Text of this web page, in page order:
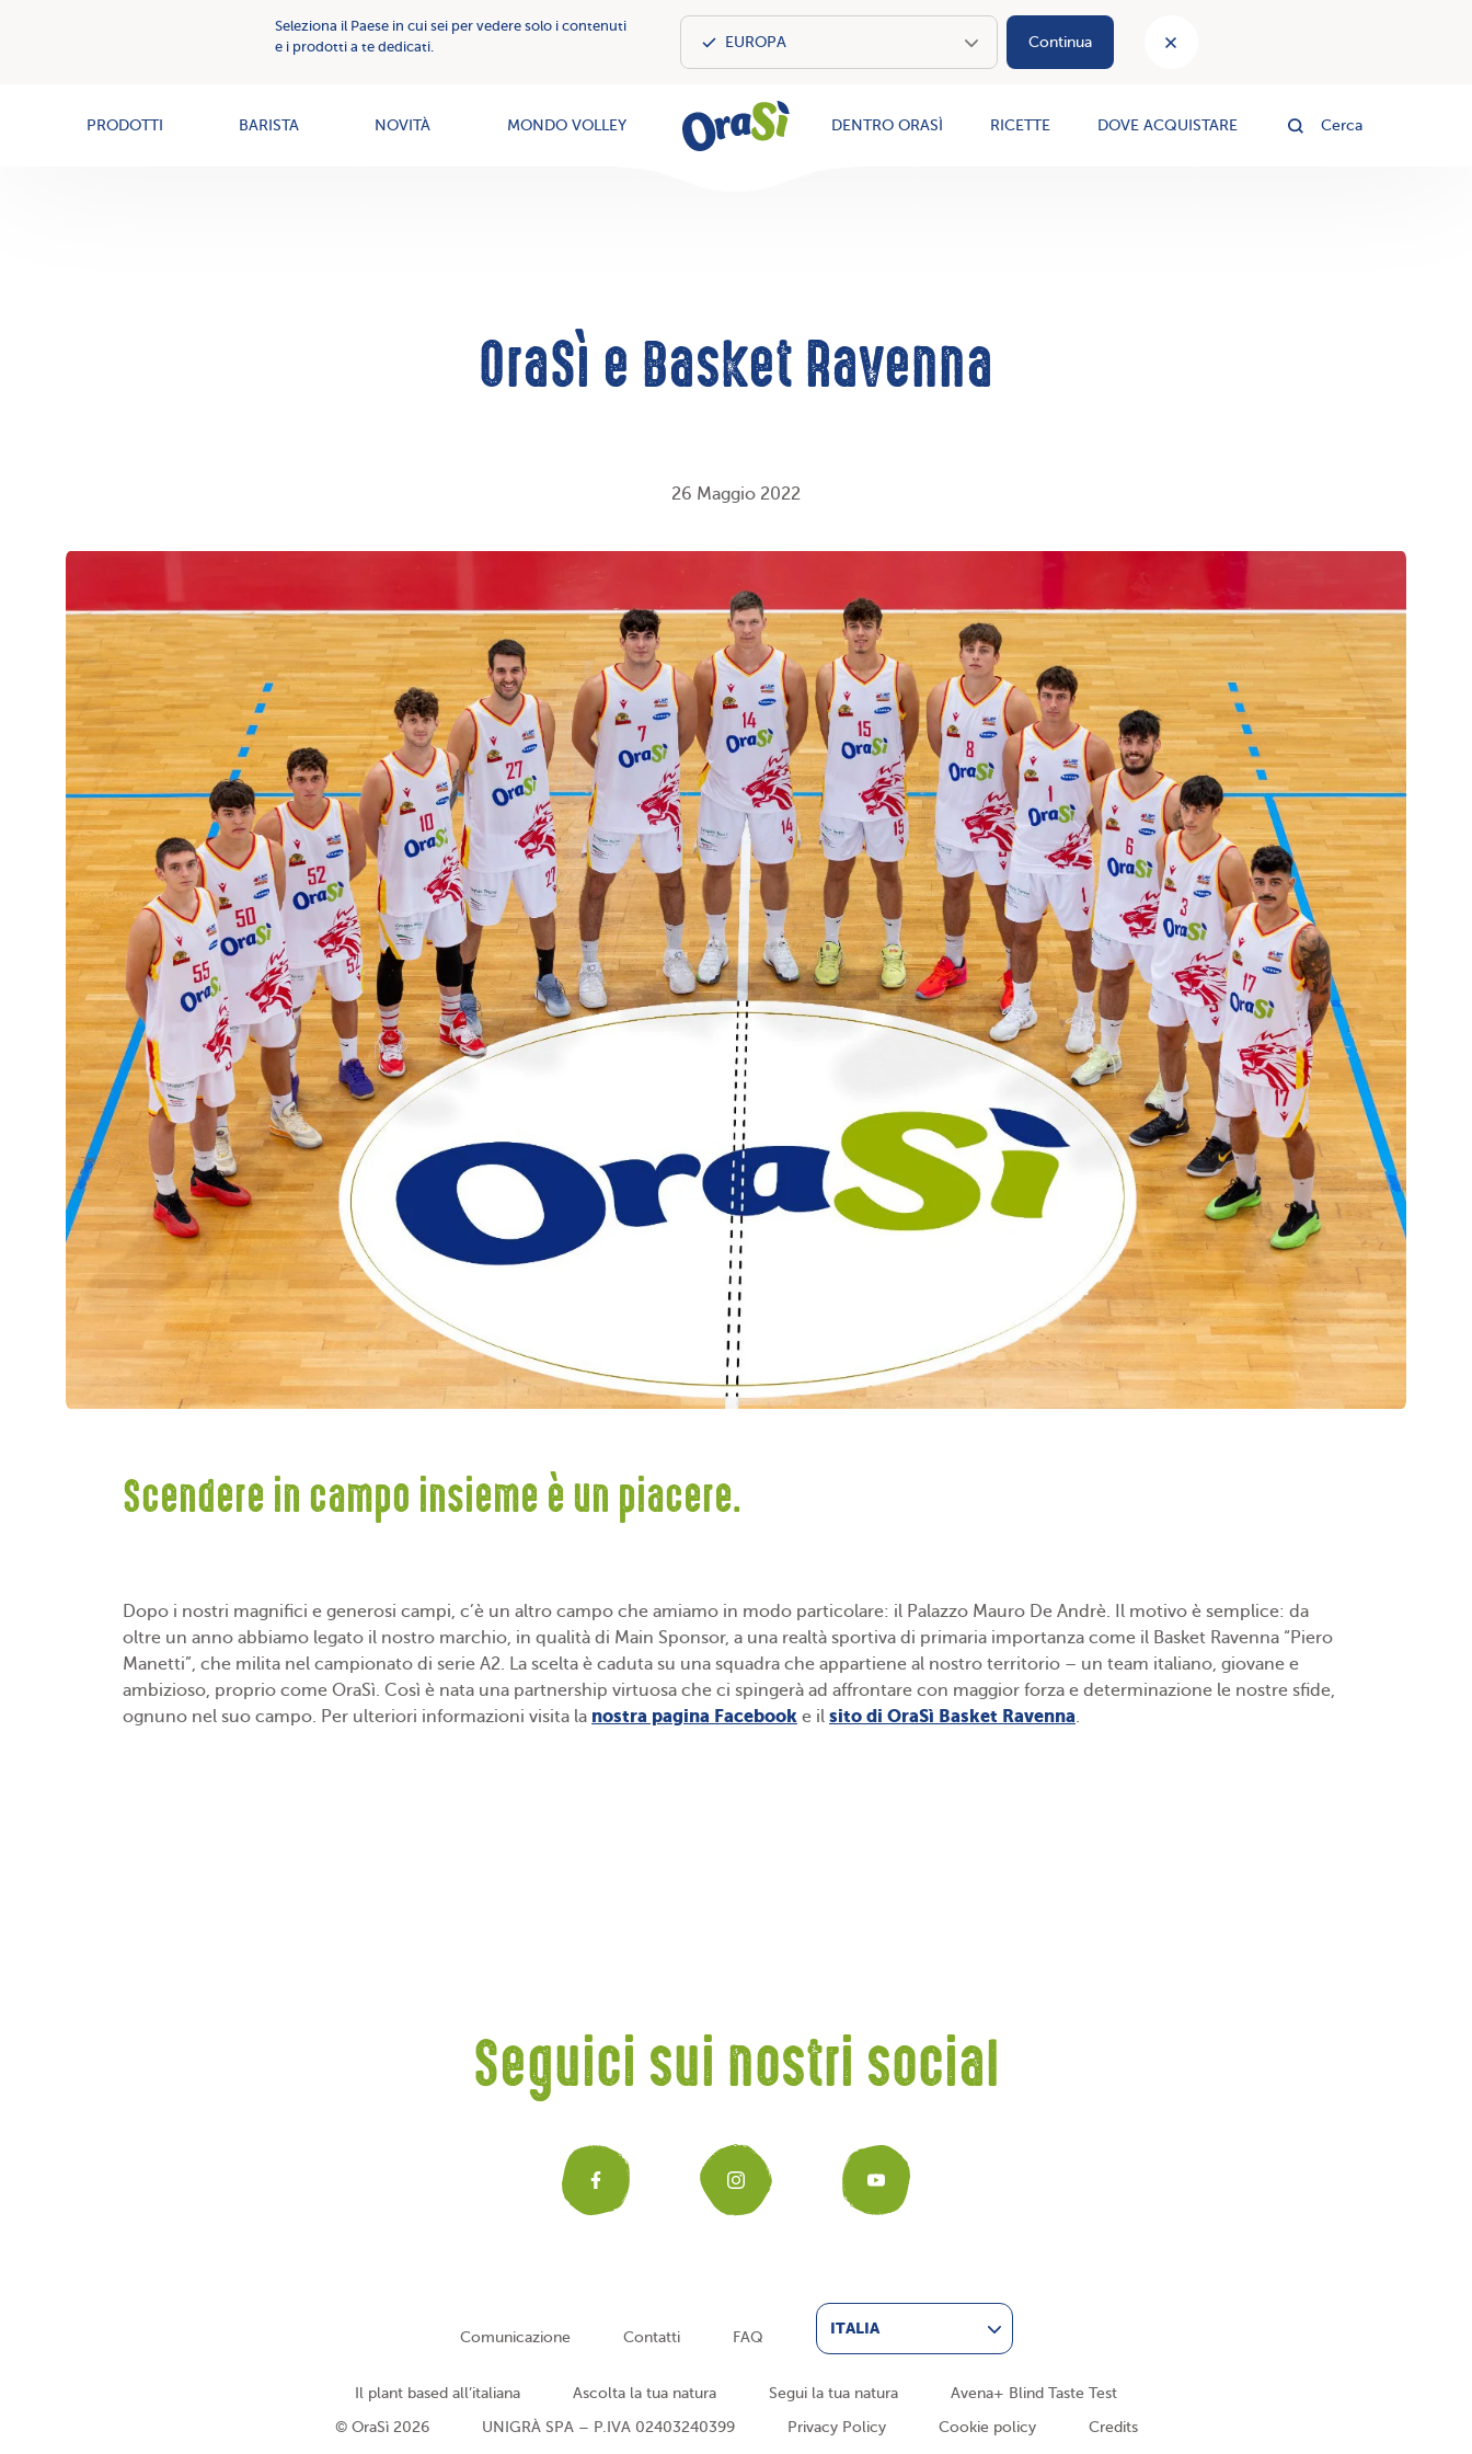
Seleziona il Paese in cui sei per vedere solo i contenuti
e i prodotti a te dedicati.
Continua
OraSì Vegetale
PRODOTTI BARISTA NOVITÀ MONDO VOLLEY DENTRO ORASÌ RICETTE DOVE ACQUISTARE Cerca
OraSì e Basket Ravenna
26 Maggio 2022
Scendere in campo insieme è un piacere.
Dopo i nostri magnifici e generosi campi, c’è un altro campo che amiamo in modo particolare: il Palazzo Mauro De Andrè. Il motivo è semplice: da
oltre un anno abbiamo legato il nostro marchio, in qualità di Main Sponsor, a una realtà sportiva di primaria importanza come il Basket Ravenna “Piero
Manetti”, che milita nel campionato di serie A2. La scelta è caduta su una squadra che appartiene al nostro territorio – un team italiano, giovane e
ambizioso, proprio come OraSì. Così è nata una partnership virtuosa che ci spingerà ad affrontare con maggior forza e determinazione le nostre sfide,
ognuno nel suo campo. Per ulteriori informazioni visita la nostra pagina Facebook e il sito di OraSì Basket Ravenna.
Seguici sui nostri social
Facebook
Instagram
YouTube
Comunicazione Contatti FAQ ITALIA
Il plant based all’italiana Ascolta la tua natura Segui la tua natura Avena+ Blind Taste Test
© OraSì 2026 UNIGRÀ SPA – P.IVA 02403240399 Privacy Policy Cookie policy Credits